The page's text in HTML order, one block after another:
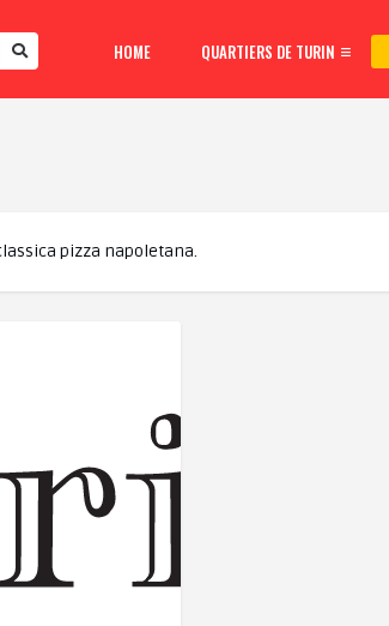
HOME QUARTIERS DE TURIN
pizza napoletana.